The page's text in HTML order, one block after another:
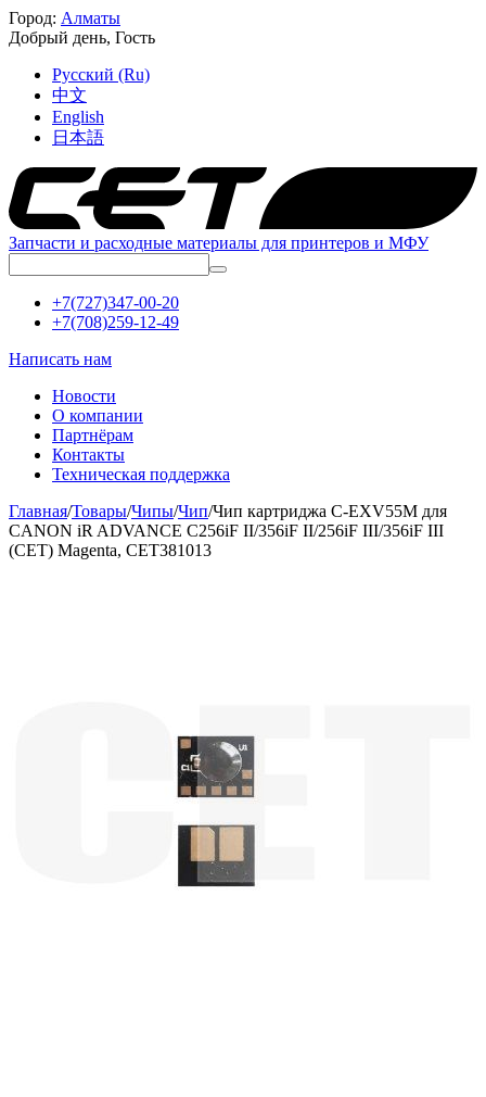
Город: Алматы
Добрый день, Гость
Русский (Ru)
中文
English
日本語
Запчасти и расходные материалы для принтеров и МФУ
+7(727)347-00-20
+7(708)259-12-49
Написать нам
Новости
О компании
Партнёрам
Контакты
Техническая поддержка
Главная/Товары/Чипы/Чип/Чип картриджа C-EXV55M для
CANON iR ADVANCE C256iF II/356iF II/256iF III/356iF III
(CET) Magenta, CET381013